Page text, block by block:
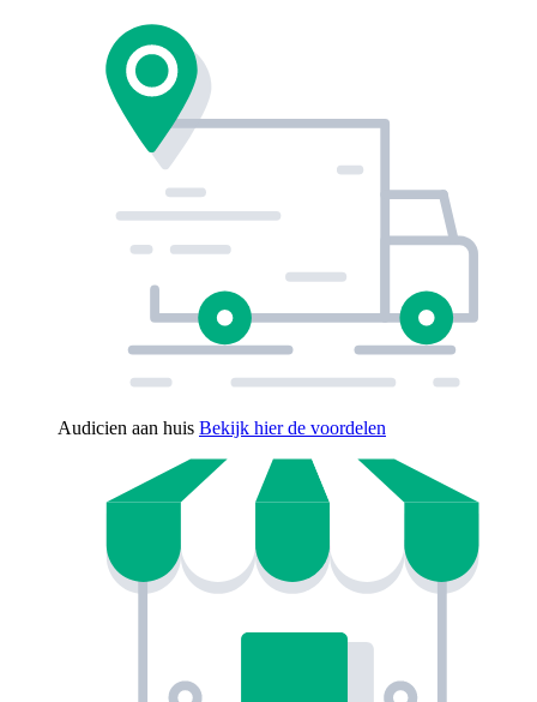
Audicien aan huis Bekijk hier de voordelen